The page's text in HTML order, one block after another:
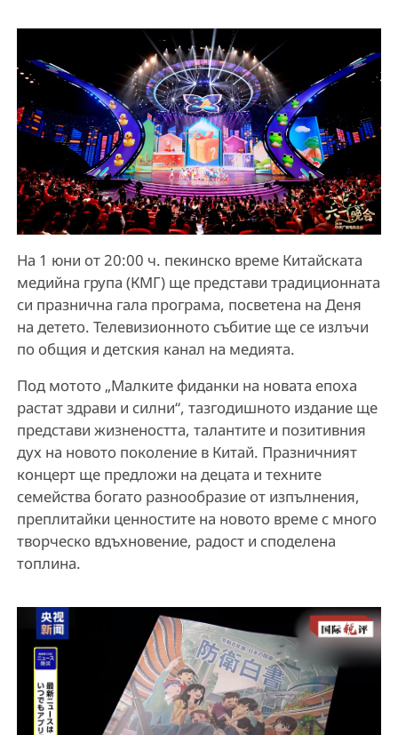
На 1 юни от 20:00 ч. пекинско време Китайската
медийна група (КМГ) ще представи традиционната
си празнична гала програма, посветена на Деня
на детето. Телевизионното събитие ще се излъчи
по общия и детския канал на медията.
Под мотото „Малките фиданки на новата епоха
растат здрави и силни“, тазгодишното издание ще
представи жизнеността, талантите и позитивния
дух на новото поколение в Китай. Празничният
концерт ще предложи на децата и техните
семейства богато разнообразие от изпълнения,
преплитайки ценностите на новото време с много
творческо вдъхновение, радост и споделена
топлина.